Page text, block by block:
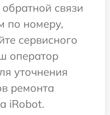
связи
по номеру,
сервисного
оператор
уточнения
ремонта
iRobot.